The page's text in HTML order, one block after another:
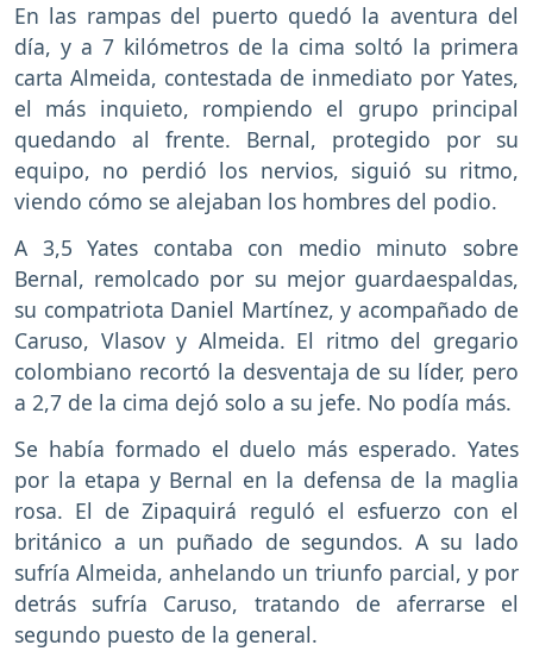
En las rampas del puerto quedó la aventura del
día, y a 7 kilómetros de la cima soltó la primera
carta Almeida, contestada de inmediato por Yates,
el más inquieto, rompiendo el grupo principal
quedando al frente. Bernal, protegido por su
equipo, no perdió los nervios, siguió su ritmo,
viendo cómo se alejaban los hombres del podio.
A 3,5 Yates contaba con medio minuto sobre
Bernal, remolcado por su mejor guardaespaldas,
su compatriota Daniel Martínez, y acompañado de
Caruso, Vlasov y Almeida. El ritmo del gregario
colombiano recortó la desventaja de su líder, pero
a 2,7 de la cima dejó solo a su jefe. No podía más.
Se había formado el duelo más esperado. Yates
por la etapa y Bernal en la defensa de la maglia
rosa. El de Zipaquirá reguló el esfuerzo con el
británico a un puñado de segundos. A su lado
sufría Almeida, anhelando un triunfo parcial, y por
detrás sufría Caruso, tratando de aferrarse el
segundo puesto de la general.